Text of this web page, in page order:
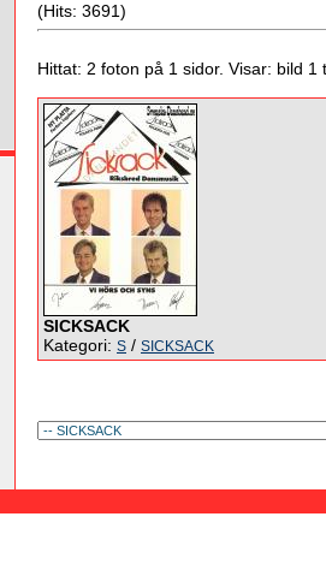
(Hits: 3691)
Hittat: 2 foton på 1 sidor. Visar: bild 1
SICKSACK
Kategori: S / SICKSACK